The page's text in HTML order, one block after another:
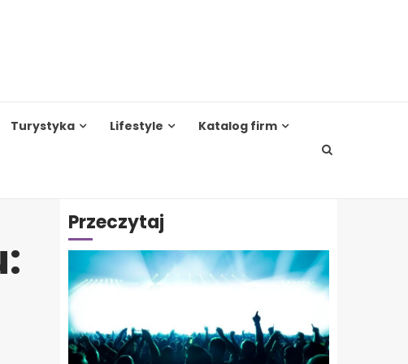
Turystyka Lifestyle Katalog firm
Przeczytaj